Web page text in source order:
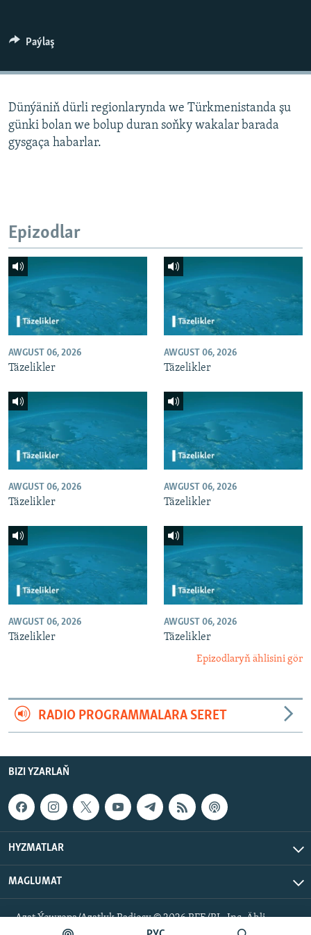
Paýlaş
Dünýäniň dürli regionlarynda we Türkmenistanda şu
günki bolan we bolup duran soňky wakalar barada
gysgaça habarlar.
Epizodlar
AWGUST 06, 2026
Täzelikler
AWGUST 06, 2026
Täzelikler
AWGUST 06, 2026
Täzelikler
AWGUST 06, 2026
Täzelikler
AWGUST 06, 2026
Täzelikler
AWGUST 06, 2026
Täzelikler
Epizodlaryň ählisini gör
RADIO PROGRAMMALARA SERET
BIZI YZARLAŇ
HYZMATLAR
MAGLUMAT
Azat Ýewropa/Azatlyk Radiosy © 2026 RFE/RL, Inc. Ähli
hukuklar goralan.